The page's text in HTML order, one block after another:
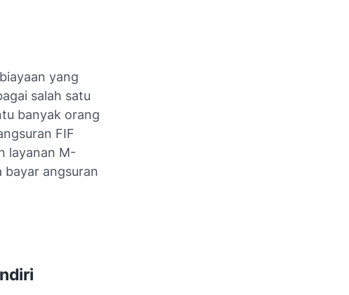
yang
salah satu
banyak orang
FIF
layanan M-
bayar angsuran